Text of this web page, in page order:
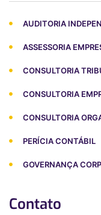
AUDITORIA
ASSESSORIA
CONSULTORIA
CONSULTORIA
CONSULTORIA
PERÍCIA CONTÁBIL
GOVERNANÇA
Contato